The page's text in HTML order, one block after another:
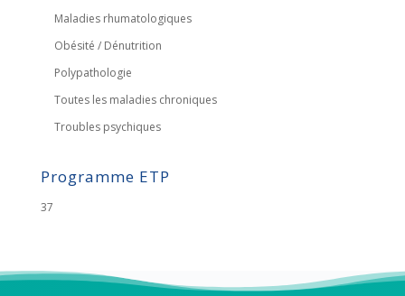
Maladies rhumatologiques
Obésité / Dénutrition
Polypathologie
Toutes les maladies chroniques
Troubles psychiques
Programme ETP
37